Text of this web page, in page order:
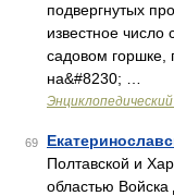
подвергнутых
известное
садовом
на&#8230; …
69
Полтавской и
областью